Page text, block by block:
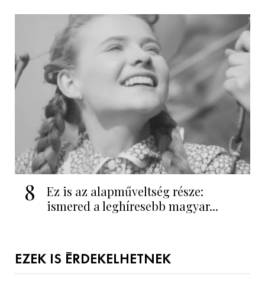
8
Ez is az alapműveltség része:
ismered a leghíresebb magyar...
EZEK IS ÉRDEKELHETNEK